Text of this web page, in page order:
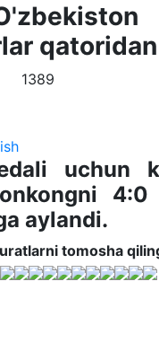
qatoridan
1389
uchun
aylandi.
tomosha